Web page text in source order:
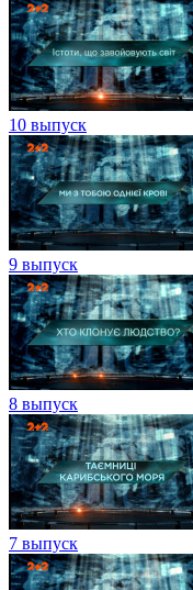
10 выпуск
9 выпуск
8 выпуск
7 выпуск